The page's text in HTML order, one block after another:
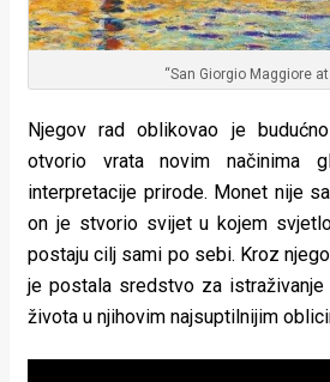
“San Giorgio Maggiore at
Njegov rad oblikovao je
otvorio vrata novim načinima
interpretacije prirode. Monet nije
on je stvorio svijet u kojem
postaju cilj sami po sebi. Kroz
je postala sredstvo za
života u njihovim najsuptilnijim